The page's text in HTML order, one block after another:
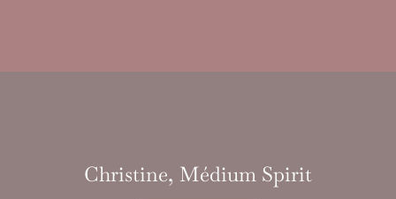
Christine, Médium Spirit